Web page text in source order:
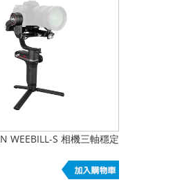
WEEBILL-S 相機三軸穩定